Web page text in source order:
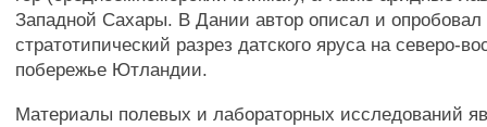
Западной Сахары. В Дании автор описал и опробовал
стратотипический разрез датского яруса на северо-
побережье Ютландии.
Материалы полевых и лабораторных исследований